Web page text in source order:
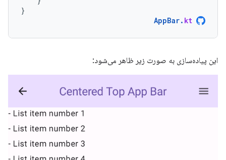
}
AppBar. kt
این پیاده‌سازی به صورت زیر ظاهر می‌شود: